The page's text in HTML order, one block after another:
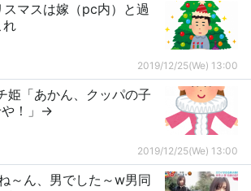
マスは嫁（pc内）と過
れ
2019/12/25(We) 13:00
姫「あかん、クッパの子
！」→
2019/12/25(We) 13:00
～ん、男でした～w男同